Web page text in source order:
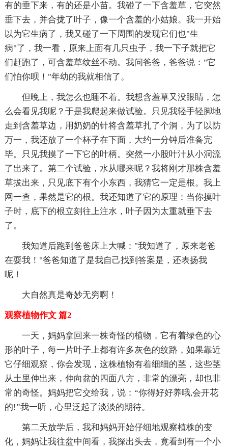
有的垂下来，有的还是小苗。我碰了一下含羞草，它突然
垂下去，并合拢了叶子，像一个含羞的小姑娘。我一开始
以为它生病了，我又碰了一下周围的发现它们也"生
病"了，我一看，原来上面有几只虫子，我一下子就把它
们赶跑了，可含羞草纹丝不动。我问爸爸，爸爸说："它
们怕你呗！"年幼的我就相信了。
但晚上，我怎么也睡不着。我想含羞草又没眼睛，怎
么会看见我呢？于是我爬起来做试验。只见我轻手轻脚地
走到含羞草边，用奶奶的针将含羞草扎了个洞，为了以防
万一，我还放了一个杯子在下面，大约一分钟后准备完
毕。只见我摸了一下它的叶柄。突然一小股叶汁从小洞流
了出来了。第二个试验，水从哪来呢？我将刚才那株含羞
草拔出来，只见底下有个小东西，我猜它一定是根。我上
网一查，果然是它的根。我还知道了它的原理：当你摸叶
子时，底下的根立刻往上注水，叶子因为太重就垂下去
了。
我知道后跑到爸爸床上大喊："我知道了，原来老爸
在耍我！"爸爸知道了是我自己找到答案是，还表扬我
呢！
大自然真是奇妙无穷啊！
观察植物作文 篇2
一天，妈妈拿回来一株奇怪的植物，它有着绿色的心
形的叶子，每一片叶子上都有许多灰色的纹路，如果靠近
它仔细观察，你会发现，这株植物有着细细的茎，这些茎
从土里伸出来，伸向盆的四面八方，非常的漂亮，却也非
常的奇怪。妈妈把它交给我，说：“你得好好养哦,会开花
的!”我一听，心里泛起了淡淡的期待。
第二天放学后，我和妈妈开始仔细地观察植株的变
化，妈妈让我往盆中间看，我探出头去，竟看到有一个小